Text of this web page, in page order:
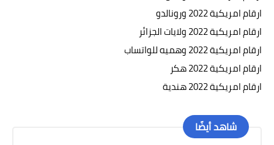
ارقام امريكية 2022 ورونالدو
ارقام امريكية 2022 ولايات الجزائر
ارقام امريكية 2022 وهميه للواتساب
ارقام امريكية 2022 هكر
ارقام امريكية 2022 هندية
شاهد أيضًا